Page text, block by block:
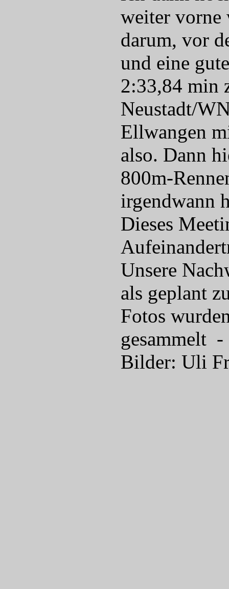
weiter vorne
darum, vor
und eine
2:33,84 min
Neustadt/
Ellwangen
also. Dann
800m-
irgendwann
Dieses
Unsere
als geplant
Fotos
gesammelt
Bilder: Uli